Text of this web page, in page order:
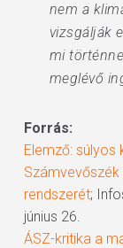
nem a
vizsgálják
mi
meglévő
Forrás:
Elemző: súlyos
rendszerét;
június 26.
ÁSZ-kritika a